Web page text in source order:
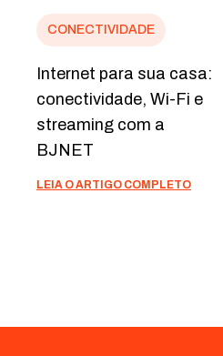
CONECTIVIDADE
Internet para sua casa:
conectividade, Wi-Fi e
streaming com a
BJNET
LEIA O ARTIGO COMPLETO